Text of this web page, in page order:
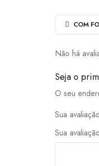
5
COM
Não há
Seja o
O seu
Sua avaliação
Sua